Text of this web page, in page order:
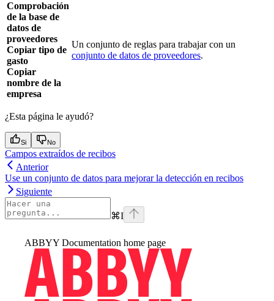
Comprobación
de la base de
datos de
proveedores
Copiar tipo de
gasto
Copiar
nombre de la
empresa
Un conjunto de reglas para trabajar con un
conjunto de datos de proveedores.
¿Esta página le ayudó?
Si No
Campos extraídos de recibos
Anterior
Use un conjunto de datos para mejorar la detección en recibos
Siguiente
⌘I
ABBYY Documentation home page